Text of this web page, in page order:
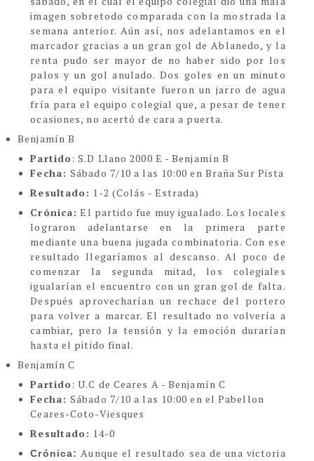
imagen sobretodo comparada con la mostrada la
semana anterior. Aún así, nos adelantamos en el
marcador gracias a un gran gol de Ablanedo, y la
renta pudo ser mayor de no haber sido por los
palos y un gol anulado. Dos goles en un minuto
para el equipo visitante fueron un jarro de agua
fría para el equipo colegial que, a pesar de tener
ocasiones, no acertó de cara a puerta.
Benjamín B
Partido: S.D Llano 2000 E - Benjamín B
Fecha:Sábado 7/10 a las 10:00 en Braña Sur Pista
Resultado: 1-2 (Colás - Estrada)
Crónica: El partido fue muy igualado. Los locales
lograron adelantarse en la primera parte
mediante una buena jugada combinatoria. Con ese
resultado llegaríamos al descanso. Al poco de
comenzar la segunda mitad, los colegiales
igualarían el encuentro con un gran gol de falta.
Después aprovecharían un rechace del portero
para volver a marcar. El resultado no volvería a
cambiar, pero la tensión y la emoción durarían
hasta el pitido final.
Benjamín C
Partido: U.C de Ceares A - Benjamín C
Fecha:Sábado 7/10 a las 10:00 en el Pabellon
Ceares-Coto-Viesques
Resultado: 14-0
Crónica: Aunque el resultado sea de una victoria